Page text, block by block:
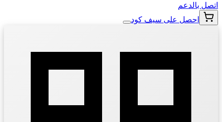
اتصل بالدعم
احصل على سيف كود